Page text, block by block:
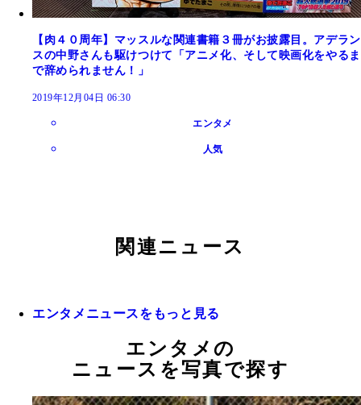
【肉４０周年】マッスルな関連書籍３冊がお披露目。アデラン
スの中野さんも駆けつけて「アニメ化、そして映画化をやるま
で辞められません！」
2019年12月04日 06:30
エンタメ
人気
関連ニュース
エンタメニュースをもっと見る
エンタメの
ニュースを写真で探す